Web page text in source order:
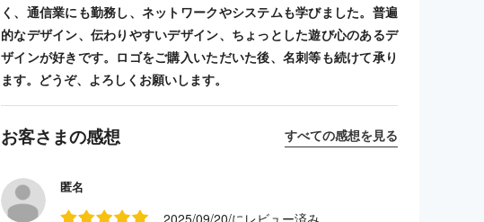
く、通信業にも勤務し、ネットワークやシステムも学びました。普遍
的なデザイン、伝わりやすいデザイン、ちょっとした遊び心のあるデ
ザインが好きです。ロゴをご購入いただいた後、名刺等も続けて承り
ます。どうぞ、よろしくお願いします。
お客さまの感想 すべての感想を見る
匿名